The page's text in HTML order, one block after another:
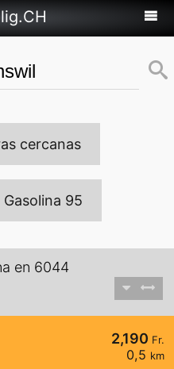
cercanas
Gasolina 95
en 6044
2,190 Fr.
0,5 km